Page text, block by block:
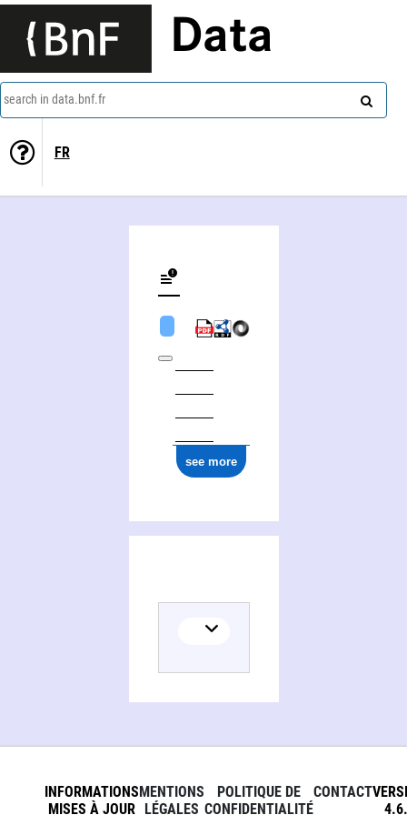
Data
search in data.bnf.fr
FR
see more
INFORMATIONS
MISES À JOUR
MENTIONS
LÉGALES
POLITIQUE DE
CONFIDENTIALITÉ
CONTACT